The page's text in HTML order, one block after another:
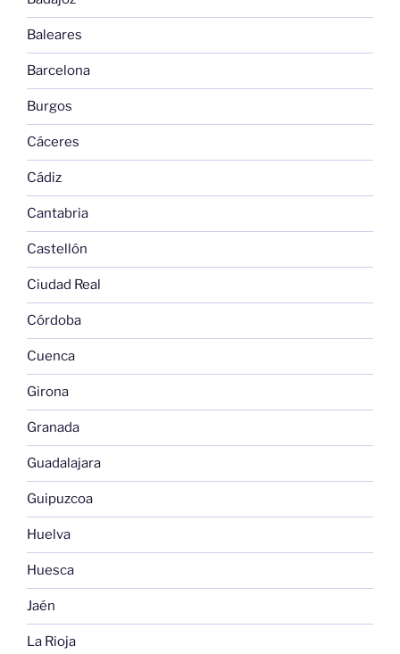
Baleares
Barcelona
Burgos
Cáceres
Cádiz
Cantabria
Castellón
Ciudad Real
Córdoba
Cuenca
Girona
Granada
Guadalajara
Guipuzcoa
Huelva
Huesca
Jaén
La Rioja